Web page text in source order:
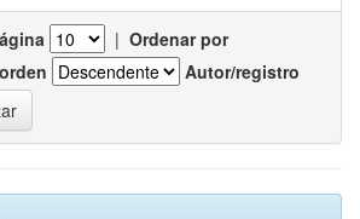
| Ordenar por
Autor/registro